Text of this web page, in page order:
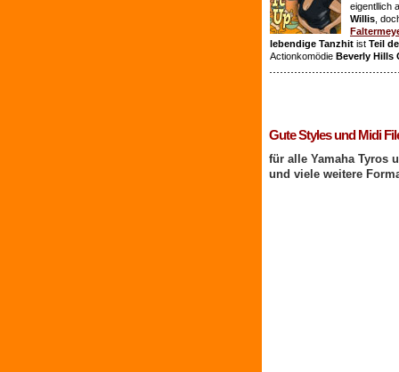
eigentllich
Willis ,
lebendige Tanzhit ist Teil
Actionkomödie Beverly Hills
Gute Styles und Midi
für alle Yamaha Tyros
und viele weitere